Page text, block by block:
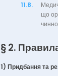
11.8.
що
§ 2.
1) Придбання та